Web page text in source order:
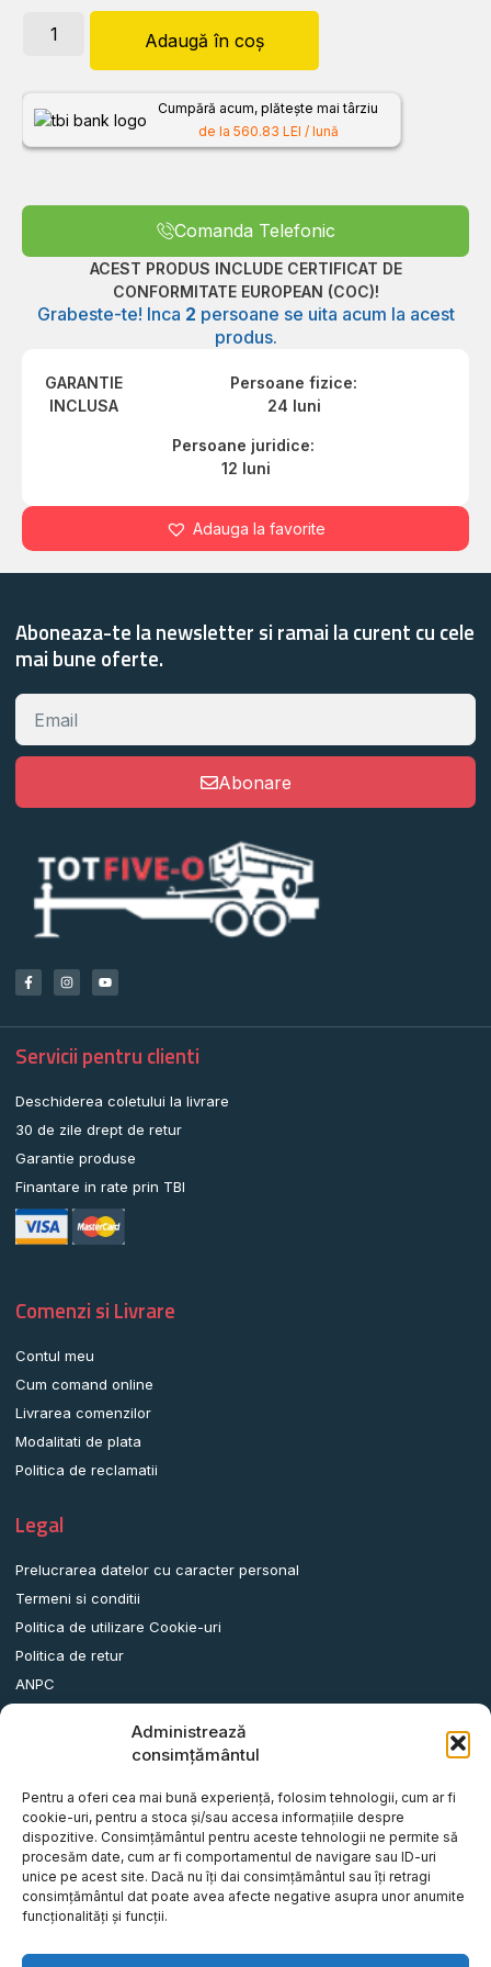
Administrează
consimțământul
Pentru a oferi cea mai bună experiență, folosim tehnologii, cum ar fi
cookie-uri, pentru a stoca și/sau accesa informațiile despre
dispozitive. Consimțământul pentru aceste tehnologii ne permite să
procesăm date, cum ar fi comportamentul de navigare sau ID-uri
unice pe acest site. Dacă nu îți dai consimțământul sau îți retragi
consimțământul dat poate avea afecte negative asupra unor anumite
funcționalități și funcții.
Adaugă în coș
Cumpără acum, plătește mai târziu
de la 560.83 LEI / lună
Comanda Telefonic
ACEST PRODUS INCLUDE CERTIFICAT DE
CONFORMITATE EUROPEAN (COC)!
Grabeste-te! Inca 2 persoane se uita acum la acest
produs.
GARANTIE
INCLUSA
Persoane fizice:
24 luni
Persoane juridice:
12 luni
Adauga la favorite
Aboneaza-te la newsletter si ramai la curent cu cele
mai bune oferte.
Abonare
Servicii pentru clienti
Deschiderea coletului la livrare
30 de zile drept de retur
Garantie produse
Finantare in rate prin TBI
Comenzi si Livrare
Contul meu
Cum comand online
Livrarea comenzilor
Modalitati de plata
Politica de reclamatii
Legal
Prelucrarea datelor cu caracter personal
Termeni si conditii
Politica de utilizare Cookie-uri
Politica de retur
ANPC
info@remorci-platforme.ro
0786.720.706
0786.720.707
0786.720.708